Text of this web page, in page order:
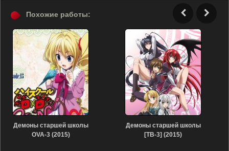
Похожие работы:
Демоны старшей школы
OVA-3 (2015)
Демоны старшей школы
[ТВ-3] (2015)